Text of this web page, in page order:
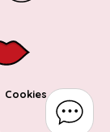
Cookies